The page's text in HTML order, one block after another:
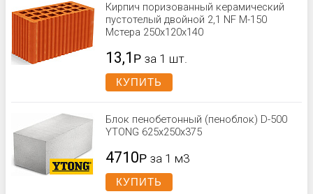
Кирпич поризованный керамический
пустотелый двойной 2,1 NF М-150
Мстера 250x120x140
13,1 Р за 1 шт.
КУПИТЬ
Блок пенобетонный (пеноблок) D-500
YTONG 625х250х375
4710Р за 1 м3
КУПИТЬ